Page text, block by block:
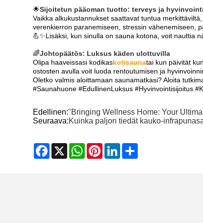
🌟Sijoitetun pääoman tuotto: terveys ja hyvinvointi
Vaikka alkukustannukset saattavat tuntua
verenkierron paranemiseen, stressin vähenemiseen,
💪✨Lisäksi, kun sinulla on sauna kotona, voit nauttia
🌈Johtopäätös: Luksus käden ulottuvilla
Olipa haaveissasi kodikaskotisaunatai kun päivität
ostosten avulla voit luoda rentoutumisen ja
Oletko valmis aloittamaan saunamatkasi? Aloita
#Saunahuone #EdullinenLuksus #Hyvinvointisijoitus
Edellinen:"Bringing Wellness Home: Your
Seuraava:Kuinka paljon tiedät kauko-
Facebook
X WhatsApp
PinterestLinkedIn